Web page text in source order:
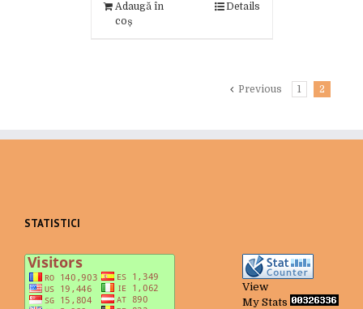
Adaugă în
coș
Details
Previous 1 2
STATISTICI
View
My Stats